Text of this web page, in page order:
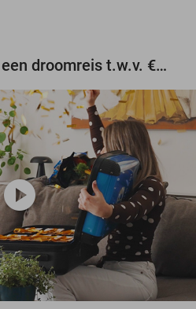
Maak gratis kans op een droomreis t.w.v. €3.000!
play_circle